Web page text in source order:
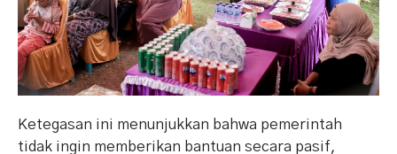
Ketegasan ini menunjukkan bahwa pemerintah
tidak ingin memberikan bantuan secara pasif,